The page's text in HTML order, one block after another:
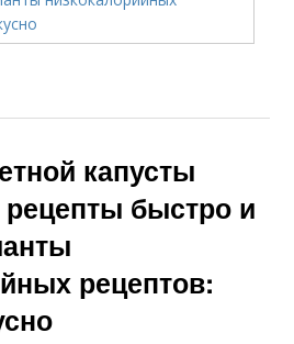
капусты
рецепты быстро и
рецептов: